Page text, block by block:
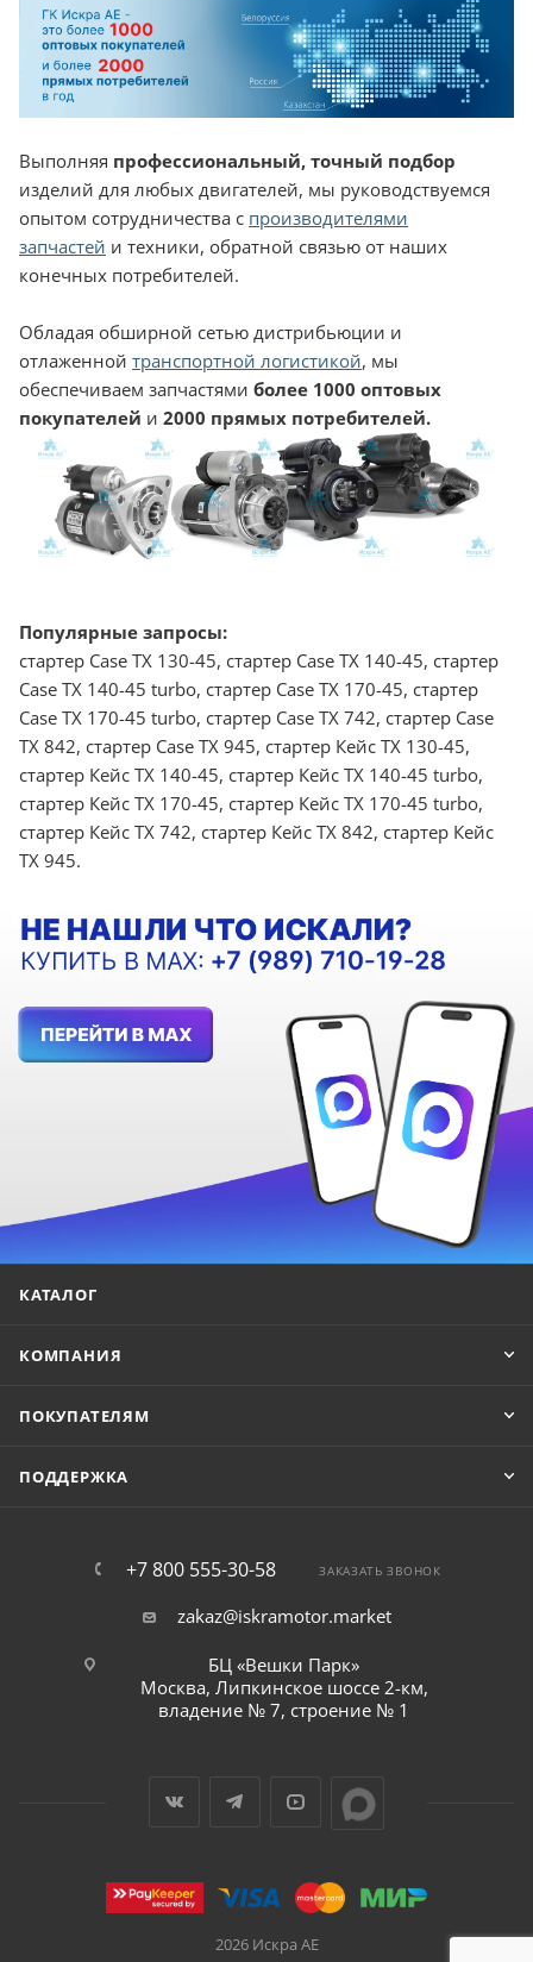
Выполняя профессиональный, точный подбор
изделий для любых двигателей, мы руководствуемся
опытом сотрудничества с производителями
запчастей и техники, обратной связью от наших
конечных потребителей.
Обладая обширной сетью дистрибьюции и
отлаженной транспортной логистикой, мы
обеспечиваем запчастями более 1000 оптовых
покупателей и 2000 прямых потребителей.
Популярные запросы:
стартер Case TX 130-45, стартер Case TX 140-45, стартер
Case TX 140-45 turbo, стартер Case TX 170-45, стартер
Case TX 170-45 turbo, стартер Case TX 742, стартер Case
TX 842, стартер Case TX 945, стартер Кейс TX 130-45,
стартер Кейс TX 140-45, стартер Кейс TX 140-45 turbo,
стартер Кейс TX 170-45, стартер Кейс TX 170-45 turbo,
стартер Кейс TX 742, стартер Кейс TX 842, стартер Кейс
TX 945.
КАТАЛОГ
КОМПАНИЯ
ПОКУПАТЕЛЯМ
ПОДДЕРЖКА
+7 800 555-30-58 ЗАКАЗАТЬ ЗВОНОК
zakaz@iskramotor.market
БЦ «Вешки Парк»
Москва, Липкинское шоссе 2-км,
владение № 7, строение № 1
2026 Искра АЕ